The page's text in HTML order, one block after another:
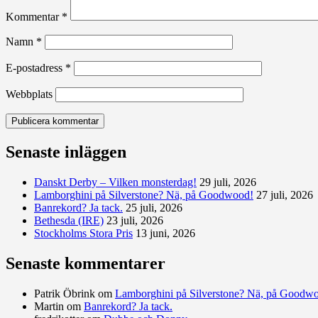
Kommentar *
Namn *
E-postadress *
Webbplats
Senaste inläggen
Danskt Derby – Vilken monsterdag! 29 juli, 2026
Lamborghini på Silverstone? Nä, på Goodwood! 27 juli, 2026
Banrekord? Ja tack. 25 juli, 2026
Bethesda (IRE) 23 juli, 2026
Stockholms Stora Pris 13 juni, 2026
Senaste kommentarer
Patrik Öbrink om Lamborghini på Silverstone? Nä, på
Martin om Banrekord? Ja tack.